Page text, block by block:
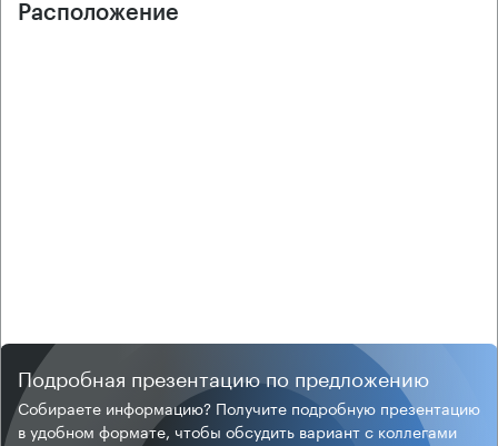
Расположение
Подробная презентацию по предложению
Собираете информацию? Получите подробную презентацию
в удобном формате, чтобы обсудить вариант с коллегами